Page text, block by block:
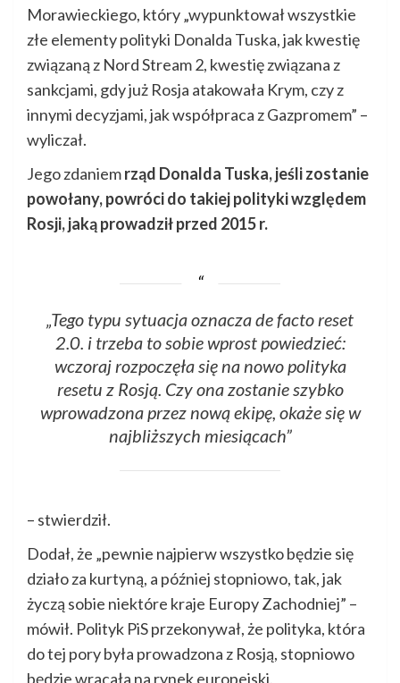
Morawieckiego, który „wypunktował wszystkie
złe elementy polityki Donalda Tuska, jak kwestię
związaną z Nord Stream 2, kwestię związana z
sankcjami, gdy już Rosja atakowała Krym, czy z
innymi decyzjami, jak współpraca z Gazpromem” –
wyliczał.
Jego zdaniemrząd Donalda Tuska, jeśli zostanie
powołany, powróci do takiej polityki względem
Rosji, jaką prowadził przed 2015 r.
„Tego typu sytuacja oznacza de facto reset
2.0. i trzeba to sobie wprost powiedzieć:
wczoraj rozpoczęła się na nowo polityka
resetu z Rosją. Czy ona zostanie szybko
wprowadzona przez nową ekipę, okaże się w
najbliższych miesiącach”
– stwierdził.
Dodał, że „pewnie najpierw wszystko będzie się
działo za kurtyną, a później stopniowo, tak, jak
życzą sobie niektóre kraje Europy Zachodniej” –
mówił. Polityk PiS przekonywał, że polityka, która
do tej pory była prowadzona z Rosją, stopniowo
będzie wracała na rynek europejski.